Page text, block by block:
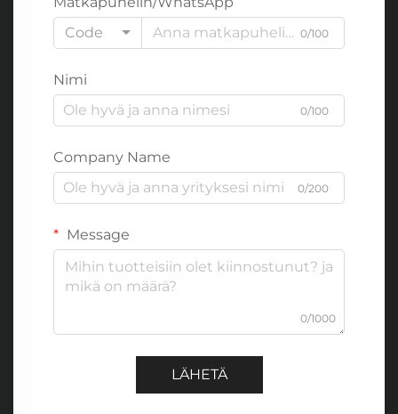
Code
0/100
Nimi
0/100
Company Name
0/200
Message
0/1000
LÄHETÄ